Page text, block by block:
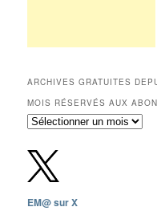
ARCHIVES GRATUITES
MOIS RÉSERVÉS AUX
Archives
depuis
2009,
sauf
les
EM@ sur X